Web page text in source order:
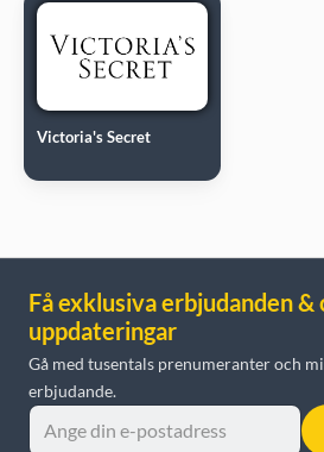
Victoria's Secret
Få exklusiva erbjudanden
uppdateringar
Gå med tusentals prenumeranter och
erbjudande.